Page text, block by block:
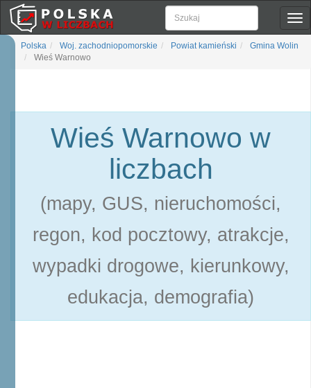
Polska Woj. zachodniopomorskie Powiat kamieński
Gmina Wolin
Wieś Warnowo
Wieś Warnowo w
liczbach
(mapy, GUS, nieruchomości,
regon, kod pocztowy, atrakcje,
wypadki drogowe, kierunkowy,
edukacja, demografia)